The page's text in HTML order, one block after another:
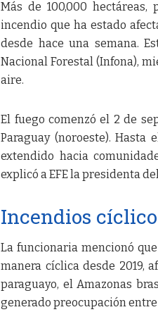
Más de 100,000
incendio que ha estado
desde hace una semana.
Nacional Forestal (Infona),
aire.
El fuego comenzó el 2 de
Paraguay (noroeste). Hasta
extendido hacia
explicó a EFE la presidenta
Incendios
La funcionaria mencionó
manera cíclica desde 2019,
paraguayo, el Amazonas
generado preocupación